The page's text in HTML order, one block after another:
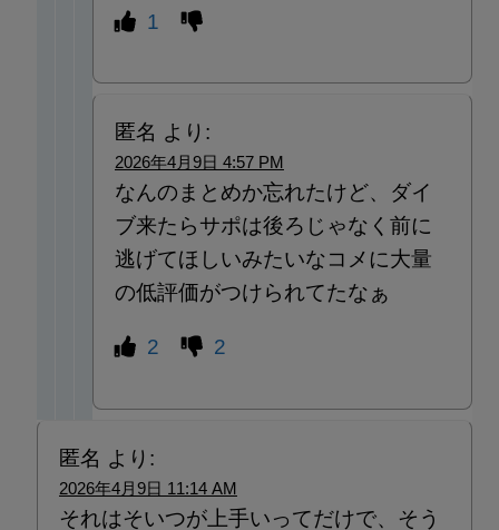
1
匿名 より:
2026年4月9日 4:57 PM
なんのまとめか忘れたけど、ダイ
ブ来たらサポは後ろじゃなく前に
逃げてほしいみたいなコメに大量
の低評価がつけられてたなぁ
2 2
匿名 より:
2026年4月9日 11:14 AM
それはそいつが上手いってだけで、そう